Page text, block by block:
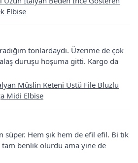
Elbise
tonlardaydı. Üzerime de çok
duruşu hoşuma gitti. Kargo da
Müslin Keteni Üstü File Bluzlu
Midi Elbise
süper. Hem şık hem de efil efil. Bi tık
tam benlik olurdu ama yine de